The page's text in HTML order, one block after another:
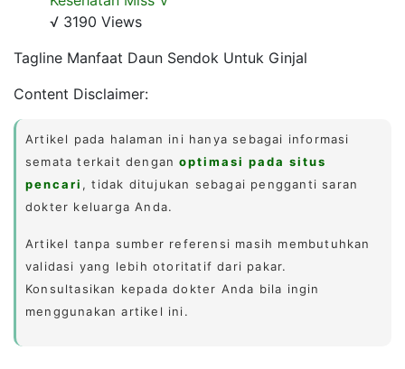
√ 3190 Views
Tagline Manfaat Daun Sendok Untuk Ginjal
Content Disclaimer:
Artikel pada halaman ini hanya sebagai informasi
semata terkait denganoptimasi pada situs
pencari , tidak ditujukan sebagai pengganti saran
dokter keluarga Anda.
Artikel tanpa sumber referensi masih membutuhkan
validasi yang lebih otoritatif dari pakar.
Konsultasikan kepada dokter Anda bila ingin
menggunakan artikel ini.